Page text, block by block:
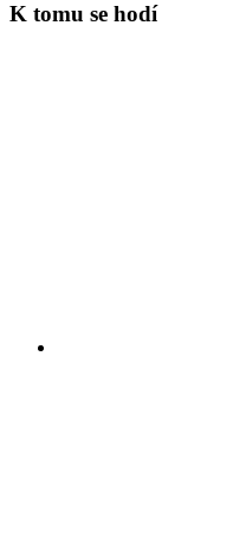
K tomu se hodí